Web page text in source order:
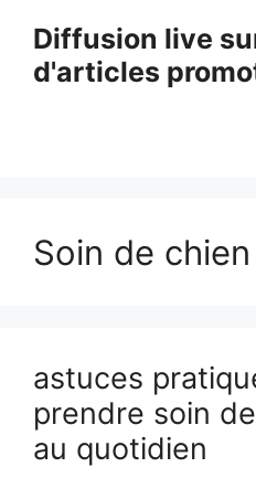
contenu
Diffusion live
d'articles
Soin de chien
astuces
prendre soin
au quotidien